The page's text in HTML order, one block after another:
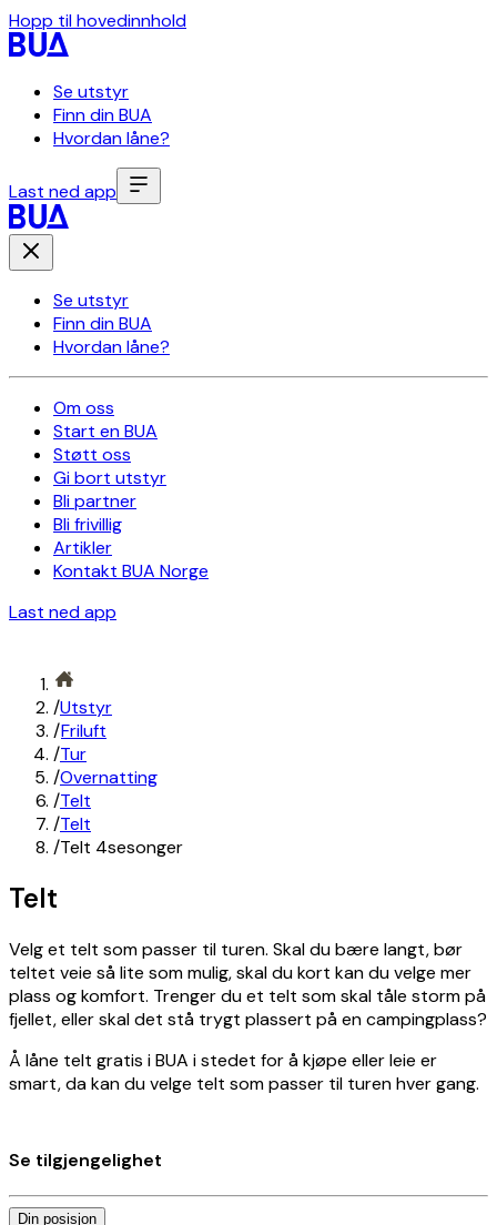
Hopp til hovedinnhold
Se utstyr
Finn din BUA
Hvordan låne?
Last ned app
Se utstyr
Finn din BUA
Hvordan låne?
Om oss
Start en BUA
Støtt oss
Gi bort utstyr
Bli partner
Bli frivillig
Artikler
Kontakt BUA Norge
Last ned app
/Utstyr
/Friluft
/Tur
/Overnatting
/Telt
/Telt
/Telt 4sesonger
Telt
Velg et telt som passer til turen. Skal du bære langt, bør
teltet veie så lite som mulig, skal du kort kan du velge mer
plass og komfort. Trenger du et telt som skal tåle storm på
fjellet, eller skal det stå trygt plassert på en campingplass?
Å låne telt gratis i BUA i stedet for å kjøpe eller leie er
smart, da kan du velge telt som passer til turen hver gang.
Se tilgjengelighet
Din posisjon